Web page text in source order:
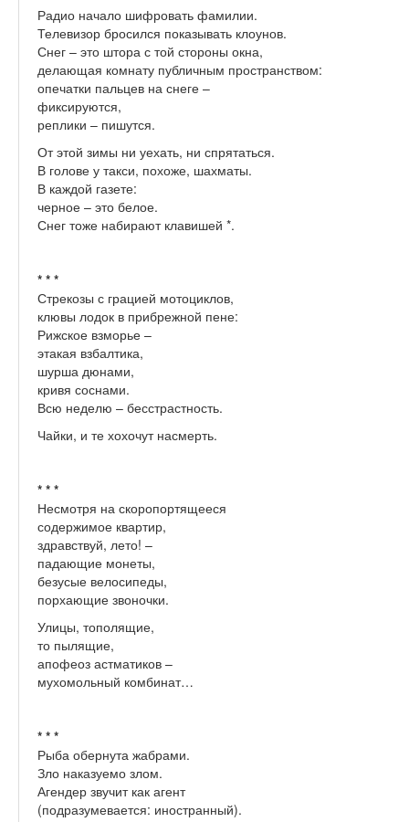
Радио начало шифровать фамилии.
Телевизор бросился показывать клоунов.
Снег – это штора с той стороны окна,
делающая комнату публичным пространством:
опечатки пальцев на снеге –
фиксируются,
реплики – пишутся.
От этой зимы ни уехать, ни спрятаться.
В голове у такси, похоже, шахматы.
В каждой газете:
черное – это белое.
Снег тоже набирают клавишей *.
* * *
Стрекозы с грацией мотоциклов,
клювы лодок в прибрежной пене:
Рижское взморье –
этакая взбалтика,
шурша дюнами,
кривя соснами.
Всю неделю – бесстрастность.
Чайки, и те хохочут насмерть.
* * *
Несмотря на скоропортящееся
содержимое квартир,
здравствуй, лето! –
падающие монеты,
безусые велосипеды,
порхающие звоночки.
Улицы, тополящие,
то пылящие,
апофеоз астматиков –
мухомольный комбинат…
* * *
Рыба обернута жабрами.
Зло наказуемо злом.
Агендер звучит как агент
(подразумевается: иностранный).